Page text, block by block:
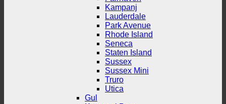
Kampanj
Lauderdale
Park Avenue
Rhode Island
Seneca
Staten Island
Sussex
Sussex Mini
Truro
Utica
Gul